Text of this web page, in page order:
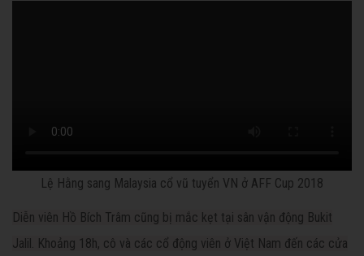
Lệ Hằng sang Malaysia cổ vũ tuyển VN ở AFF Cup 2018
Diễn viên Hồ Bích Trâm cũng bị mắc kẹt tại sân vận động Bukit
Jalil. Khoảng 18h, cô và các cổ động viên ở Việt Nam đến các cửa